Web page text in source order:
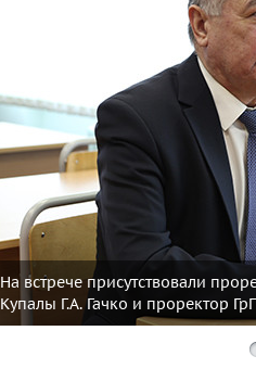
На встрече присутствовали
Купалы Г.А. Гачко и проректор